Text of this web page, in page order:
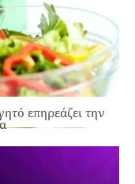
επηρεάζει την